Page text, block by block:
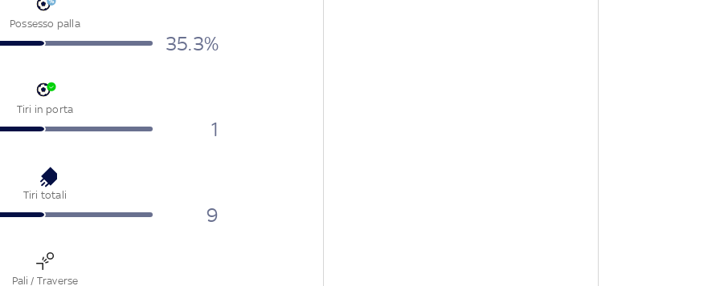
Possesso palla
35.3%
Tiri in porta
1
Tiri totali
9
Pali / Traverse